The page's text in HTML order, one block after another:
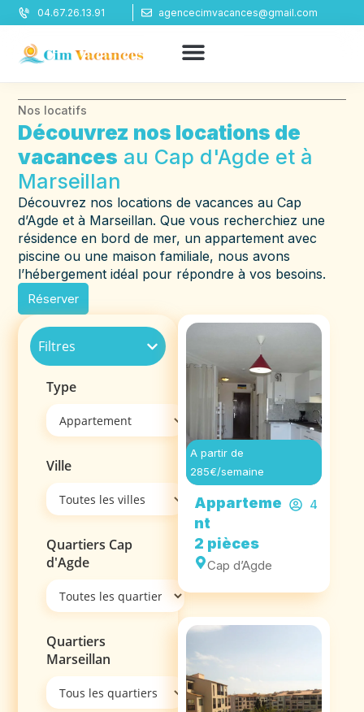
Panneau de gestion des cookies
04.67.26.13.91 agencecimvacances@gmail.com
Nos locatifs
Découvrez nos locations de
vacances au Cap d'Agde et à
Marseillan
Découvrez nos locations de vacances au Cap
d’Agde et à Marseillan. Que vous recherchiez une
résidence en bord de mer, un appartement avec
piscine ou une maison familiale, nous avons
l’hébergement idéal pour répondre à vos besoins.
Réserver
Filtres
Type
Ville
Quartiers Cap
d'Agde
Quartiers
Marseillan
A partir de
285€/semaine
Apparteme
nt
2 pièces
Cap d’Agde
4